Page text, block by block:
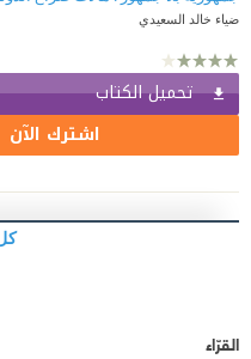
ضياء خالد السعيدي
تحميل الكتاب
اشترك الآن
القرّاء